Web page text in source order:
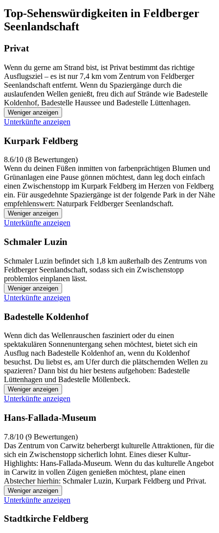
Top-Sehenswürdigkeiten in Feldberger
Seenlandschaft
Privat
Wenn du gerne am Strand bist, ist Privat bestimmt das richtige
Ausflugsziel – es ist nur 7,4 km vom Zentrum von Feldberger
Seenlandschaft entfernt. Wenn du Spaziergänge durch die
auslaufenden Wellen genießt, freu dich auf Strände wie Badestelle
Koldenhof, Badestelle Haussee und Badestelle Lüttenhagen.
Weniger anzeigen
Unterkünfte anzeigen
Kurpark Feldberg
8.6/10 (8 Bewertungen)
Wenn du deinen Füßen inmitten von farbenprächtigen Blumen und
Grünanlagen eine Pause gönnen möchtest, dann leg doch einfach
einen Zwischenstopp im Kurpark Feldberg im Herzen von Feldberg
ein. Für ausgedehnte Spaziergänge ist der folgende Park in der Nähe
empfehlenswert: Naturpark Feldberger Seenlandschaft.
Weniger anzeigen
Unterkünfte anzeigen
Schmaler Luzin
Schmaler Luzin befindet sich 1,8 km außerhalb des Zentrums von
Feldberger Seenlandschaft, sodass sich ein Zwischenstopp
problemlos einplanen lässt.
Weniger anzeigen
Unterkünfte anzeigen
Badestelle Koldenhof
Wenn dich das Wellenrauschen fasziniert oder du einen
spektakulären Sonnenuntergang sehen möchtest, bietet sich ein
Ausflug nach Badestelle Koldenhof an, wenn du Koldenhof
besuchst. Du liebst es, am Ufer durch die plätschernden Wellen zu
spazieren? Dann bist du hier bestens aufgehoben: Badestelle
Lüttenhagen und Badestelle Möllenbeck.
Weniger anzeigen
Unterkünfte anzeigen
Hans-Fallada-Museum
7.8/10 (9 Bewertungen)
Das Zentrum von Carwitz beherbergt kulturelle Attraktionen, für die
sich ein Zwischenstopp sicherlich lohnt. Eines dieser Kultur-
Highlights: Hans-Fallada-Museum. Wenn du das kulturelle Angebot
in Carwitz in vollen Zügen genießen möchtest, plane einen
Abstecher hierhin: Schmaler Luzin, Kurpark Feldberg und Privat.
Weniger anzeigen
Unterkünfte anzeigen
Stadtkirche Feldberg